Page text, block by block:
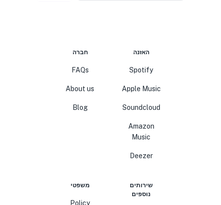
האזנה
Spotify
Apple Music
Soundcloud
Amazon
Music
Deezer
חברה
FAQs
About us
Blog
שירותים
נוספים
משפטי
Policy